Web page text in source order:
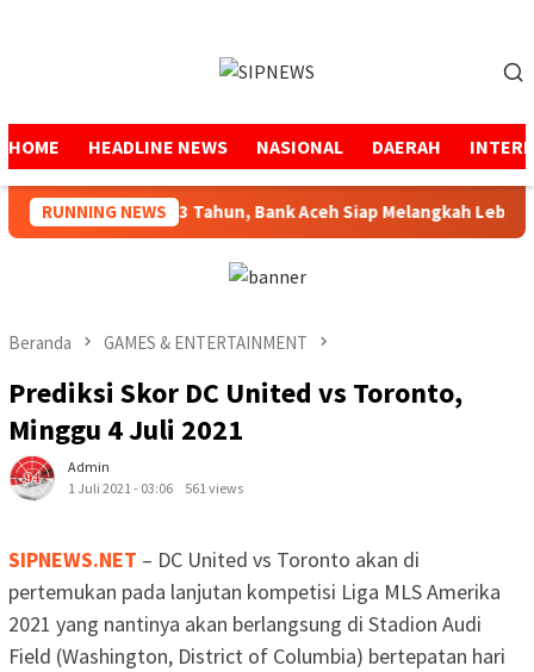
HOME HEADLINE NEWS NASIONAL DAERAH
RUNNING NEWS
Amanah Selama 53 Tahun, Bank Aceh Siap Melangkah Lebih
Beranda GAMES & ENTERTAINMENT
Prediksi Skor DC United vs Toronto,
Minggu 4 Juli 2021
Admin
1 Juli 2021 - 03:06
561 views
SIPNEWS.NET – DC United vs Toronto akan di
pertemukan pada lanjutan kompetisi Liga MLS Amerika
2021 yang nantinya akan berlangsung di Stadion Audi
Field (Washington, District of Columbia) bertepatan hari